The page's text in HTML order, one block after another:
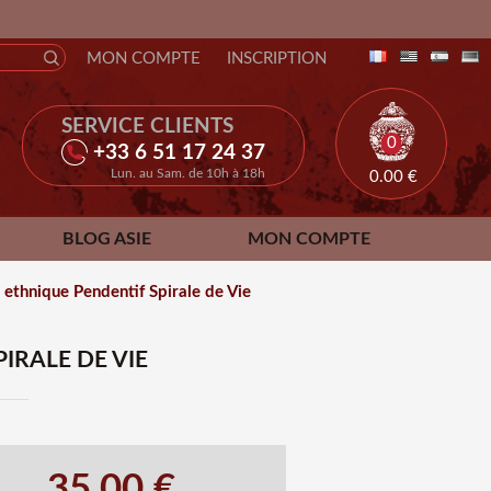
SERVICE CLIENTS
+33 6 51 17 24 37
Lun. au Sam. de 10h à 18h
MON COMPTE INSCRIPTION
0
0.00 €
BLOG ASIE MON COMPTE
Pendentif Spirale de Vie
DE VIE